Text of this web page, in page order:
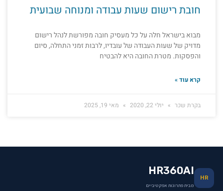
חובת רישום שעות עבודה ומנוחה שבועית
מבוא בישראל חלה על כל מעסיק חובה מפורשת לנהל רישום
מדויק של שעות העבודה של עובדיו, לרבות זמני התחלה, סיום
והפסקות. מטרת החובה היא להבטיח
קרא עוד »
בקרת שכר יולי 22, 2020 מאי 19, 2025
HR
HR360AI
מבית פתרונות אפקטיביים